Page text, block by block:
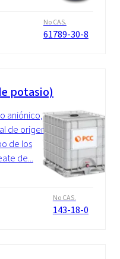
No CAS.
61789-30-8
potasio)
aniónico,
de origen
de los
de...
No CAS.
143-18-0